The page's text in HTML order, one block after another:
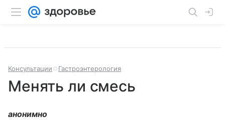
Консультации Гастроэнтерология
Менять ли смесь
анонимно